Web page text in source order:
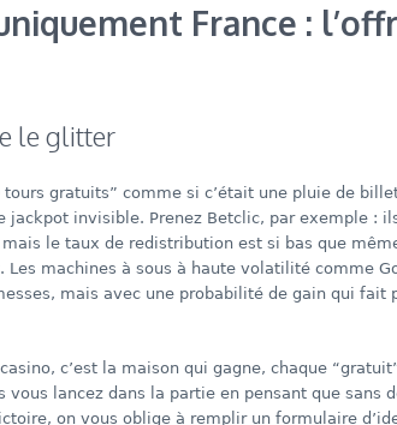
France :
le glitter
gratuits” comme si c’était une pluie de
jackpot invisible. Prenez Betclic, par exemple :
le taux de redistribution est si bas que
Les machines à sous à haute volatilité comme
mais avec une probabilité de gain qui fait
c’est la maison qui gagne, chaque
vous lancez dans la partie en pensant que sans
on vous oblige à remplir un formulaire